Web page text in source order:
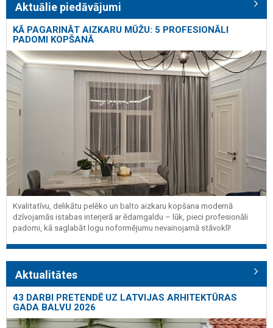
Aktuālie piedāvājumi
KĀ PAGARINĀT AIZKARU MŪŽU: 5 PROFESIONĀLI
PADOMI KOPŠANĀ
Kvalitatīvu, delikātu pelēko un balto aizkaru kopšana modernā
dzīvojamās istabas interjerā ar ēdamgaldu – lūk, pieci profesionāli
padomi, kā saglabāt logu noformējumu nevainojamā stāvoklī!
Aktualitātes
43 DARBI PRETENDĒ UZ LATVIJAS ARHITEKTŪRAS
GADA BALVU 2026